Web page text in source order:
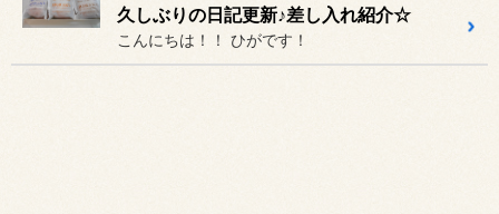
久しぶりの日記更新♪差し入れ紹介☆
こんにちは！！ ひがです！